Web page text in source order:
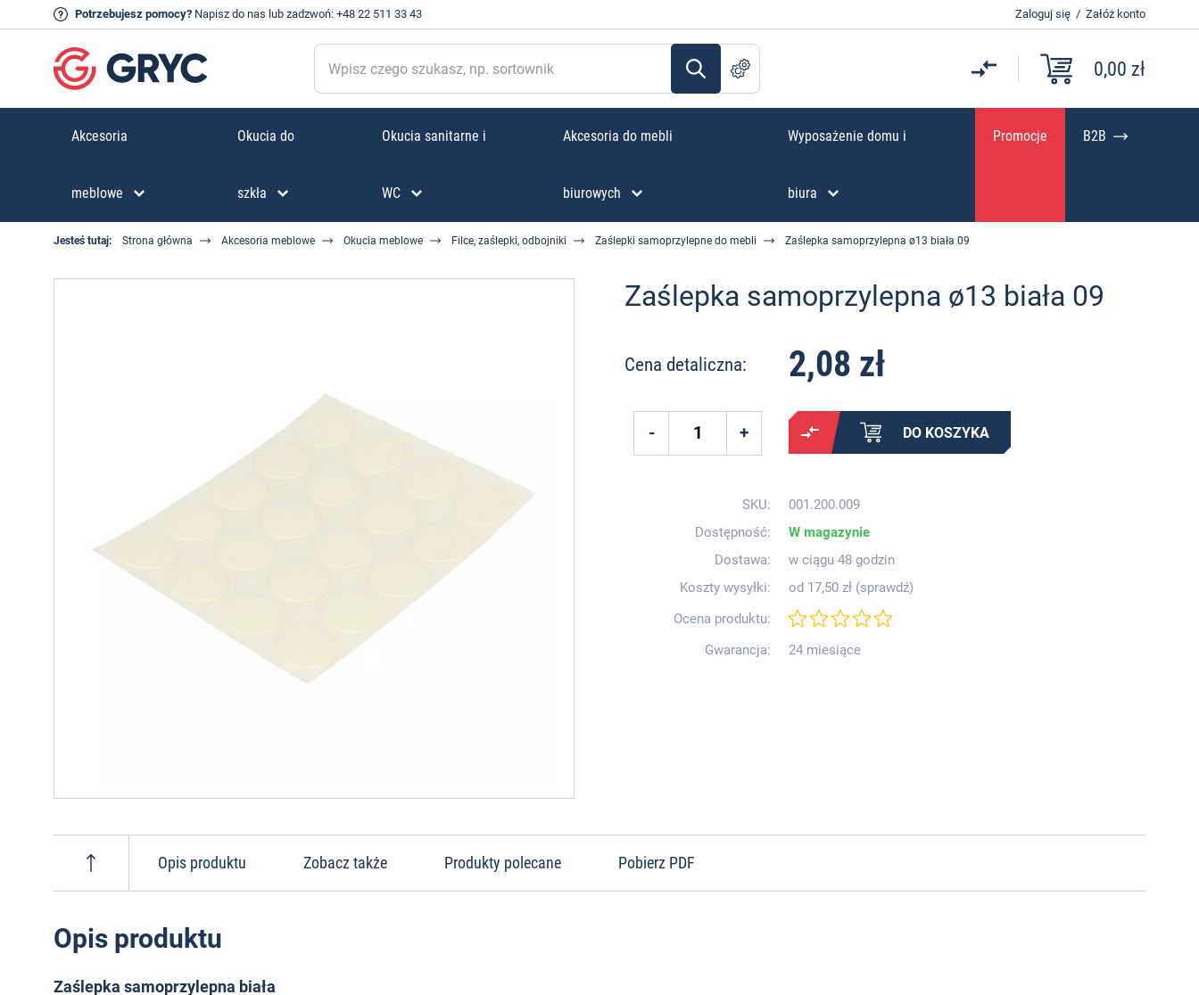
Potrzebujesz pomocy? Napisz do nas lub zadzwoń: +48 22 511 33 43 Zaloguj się / Załóż konto
0,00 zł
Akcesoria
meblowe
Okucia do
szkła
Okucia sanitarne i
WC
Akcesoria do mebli
biurowych
Wyposażenie domu i
biura
Promocje B2B
Jesteś tutaj: Strona główna Akcesoria meblowe Okucia meblowe Filce, zaślepki, odbojniki Zaślepki samoprzylepne do mebli Zaślepka samoprzylepna ø13 biała 09
Zaślepka samoprzylepna ø13 biała 09
Cena detaliczna: 2,08 zł
DO KOSZYKA
SKU:
001.200.009
Dostępność:
W magazynie
Dostawa:
w ciągu 48 godzin
Koszty wysyłki:
od 17,50 zł (sprawdź)
Ocena produktu:
Gwarancja:
24 miesiące
Opis produktu Zobacz także Produkty polecane Pobierz PDF
Opis produktu
Zaślepka samoprzylepna biała